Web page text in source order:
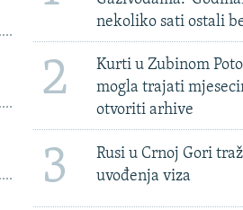
nekoliko sati ostali
2
Kurti u Zubinom
mogla trajati
otvoriti arhive
3
Rusi u Crnoj Gori
uvođenja viza